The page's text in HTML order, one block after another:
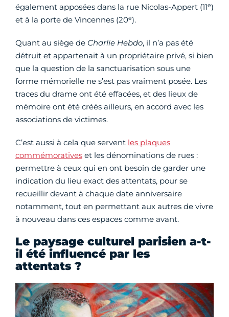
également apposées dans la rue Nicolas-Appert (11e)
et à la porte de Vincennes (20e).
Quant au siège de Charlie Hebdo, il n’a pas été
détruit et appartenait à un propriétaire privé, si bien
que la question de la sanctuarisation sous une
forme mémorielle ne s’est pas vraiment posée. Les
traces du drame ont été effacées, et des lieux de
mémoire ont été créés ailleurs, en accord avec les
associations de victimes.
C’est aussi à cela que servent les plaques
commémoratives et les dénominations de rues :
permettre à ceux qui en ont besoin de garder une
indication du lieu exact des attentats, pour se
recueillir devant à chaque date anniversaire
notamment, tout en permettant aux autres de vivre
à nouveau dans ces espaces comme avant.
Le paysage culturel parisien a-t-
il été influencé par les
attentats ?